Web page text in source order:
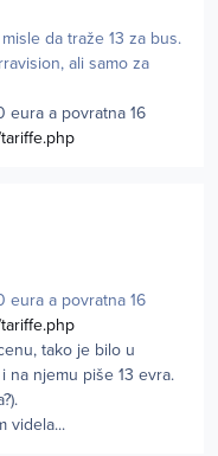
da traže 13 za bus.
ali samo za
eura a povratna 16
eura a povratna 16
tako je bilo u
na njemu piše 13 evra.
videla...